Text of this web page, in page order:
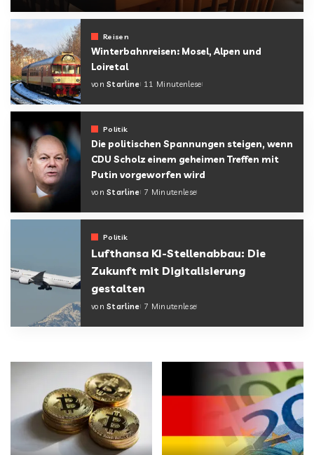
von Starline
Reisen
Winterbahnreisen: Mosel, Alpen und
Loiretal
von Starline 11 Minutenlese
Politik
Die politischen Spannungen steigen, wenn
CDU Scholz einem geheimen Treffen mit
Putin vorgeworfen wird
von Starline 7 Minutenlese
Politik
Lufthansa KI-Stellenabbau: Die
Zukunft mit Digitalisierung
gestalten
von Starline 7 Minutenlese